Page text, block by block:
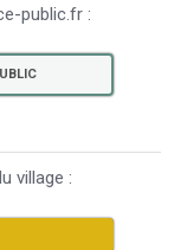
public.fr :
village :